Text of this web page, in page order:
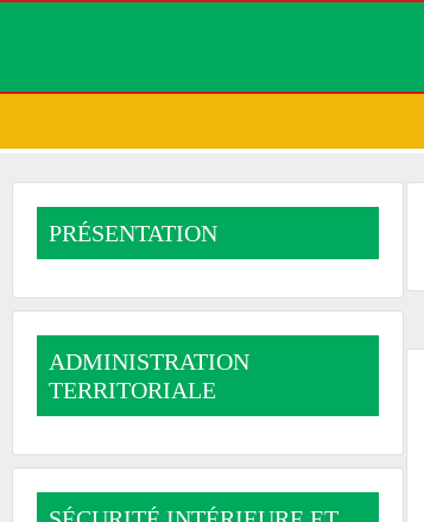
PRÉSENTATION
ADMINISTRATION
TERRITORIALE